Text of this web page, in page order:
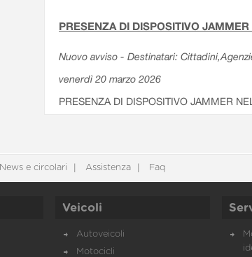
PRESENZA DI DISPOSITIVO
Nuovo avviso - Destinatari:
venerdì 20 marzo 2026
PRESENZA DI DISPOSITIVO JAMMER
News e circolari Assistenza Faq
Veicoli
Autoveicoli
Motocicli